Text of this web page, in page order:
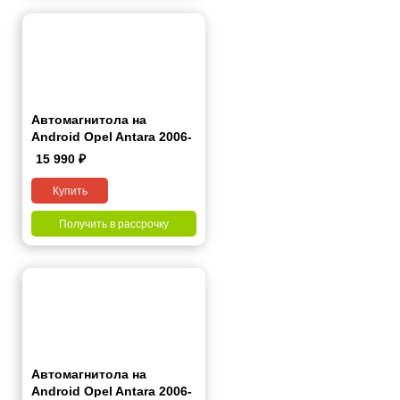
Автомагнитола на
Android Opel Antara 2006-
2015 7 дюймов
15 990 ₽
Купить
Получить в рассрочку
Автомагнитола на
Android Opel Antara 2006-